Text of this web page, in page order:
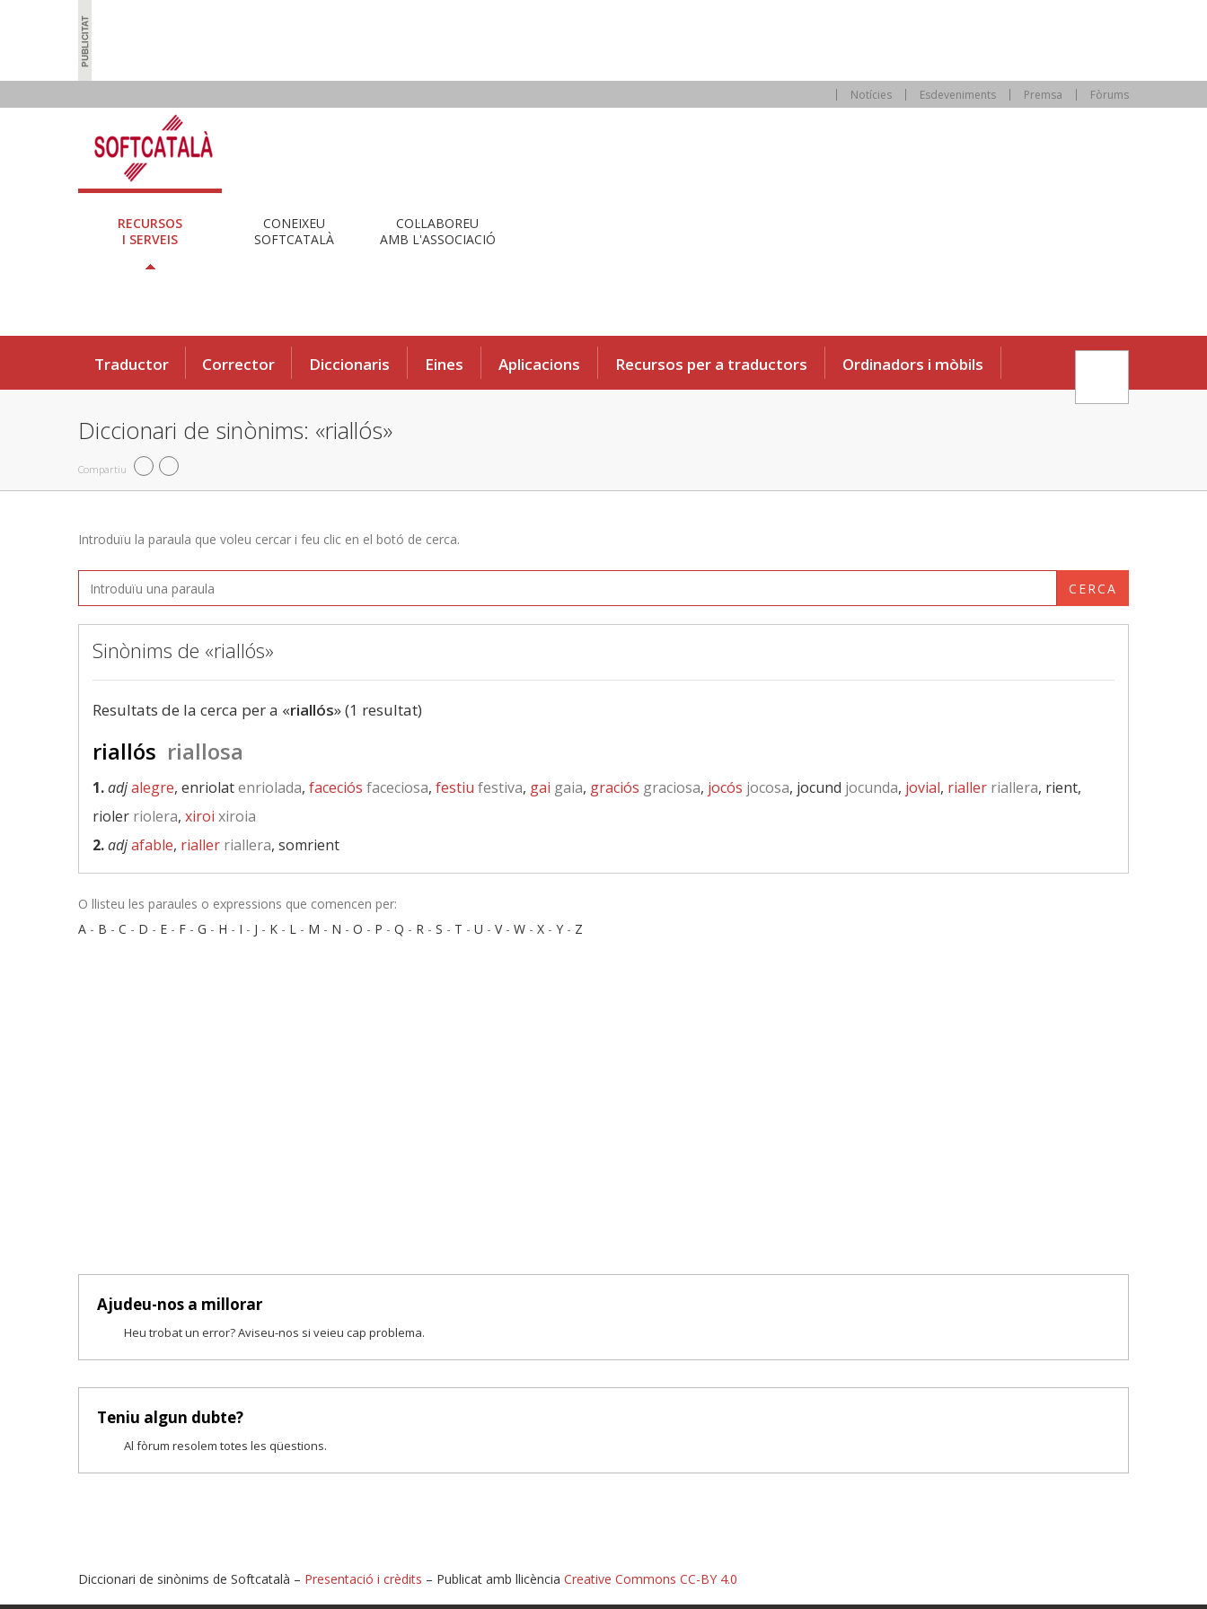
Notícies Esdeveniments Premsa Fòrums
RECURSOS
I SERVEIS
CONEIXEU
SOFTCATALÀ
COL·LABOREU
AMB L'ASSOCIACIÓ
Traductor Corrector Diccionaris Eines Aplicacions Recursos per a traductors Ordinadors i mòbils
Diccionari de sinònims: «riallós»
Compartiu
Introduïu la paraula que voleu cercar i feu clic en el botó de cerca.
CERCA
Sinònims de «riallós»
Resultats de la cerca per a «riallós» (1 resultat)
riallós riallosa
1.adjalegre, enriolatenriolada, faceciós faceciosa, festiu festiva, gai gaia, graciós graciosa, jocós jocosa, jocund jocunda, jovial, rialler riallera, rient,
rioler riolera, xiroi xiroia
2.adjafable, rialler riallera, somrient
O llisteu les paraules o expressions que comencen per:
A - B - C - D - E - F - G - H - I - J - K - L - M - N - O - P - Q - R - S - T - U - V- W - X - Y - Z
Ajudeu-nos a millorar
Heu trobat un error? Aviseu-nos si veieu cap problema.
Teniu algun dubte?
Al fòrum resolem totes les qüestions.
Diccionari de sinònims de Softcatalà – Presentació i crèdits – Publicat amb llicència Creative Commons CC-BY 4.0